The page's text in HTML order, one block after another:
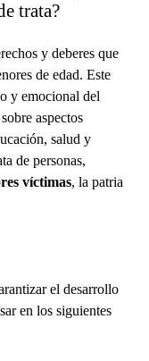
trata?
y deberes que
de edad. Este
y emocional del
aspectos
salud y
de personas,
víctimas, la patria
el desarrollo
en los siguientes